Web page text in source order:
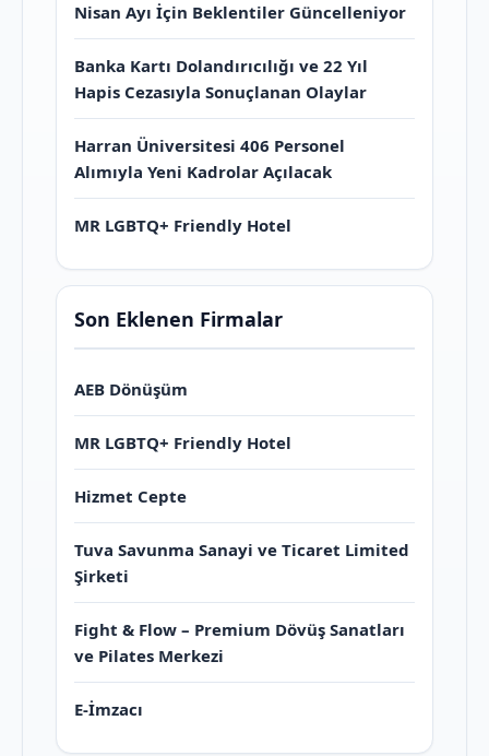
Nisan Ayı İçin Beklentiler Güncelleniyor
Banka Kartı Dolandırıcılığı ve 22 Yıl
Hapis Cezasıyla Sonuçlanan Olaylar
Harran Üniversitesi 406 Personel
Alımıyla Yeni Kadrolar Açılacak
MR LGBTQ+ Friendly Hotel
Son Eklenen Firmalar
AEB Dönüşüm
MR LGBTQ+ Friendly Hotel
Hizmet Cepte
Tuva Savunma Sanayi ve Ticaret Limited
Şirketi
Fight & Flow – Premium Dövüş Sanatları
ve Pilates Merkezi
E-İmzacı